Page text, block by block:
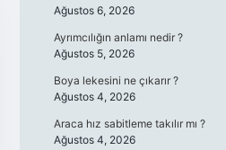
Ağustos 6, 2026
Ayrımcılığın anlamı nedir ?
Ağustos 5, 2026
Boya lekesini ne çıkarır ?
Ağustos 4, 2026
Araca hız sabitleme takılır mı ?
Ağustos 4, 2026